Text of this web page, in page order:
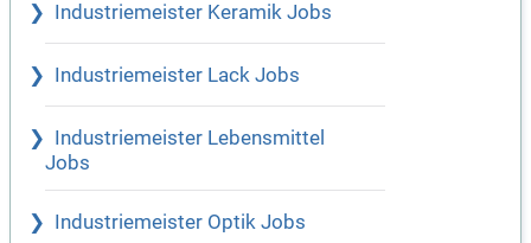
Industriemeister Keramik Jobs
Industriemeister Lack Jobs
Industriemeister Lebensmittel
Jobs
Industriemeister Optik Jobs